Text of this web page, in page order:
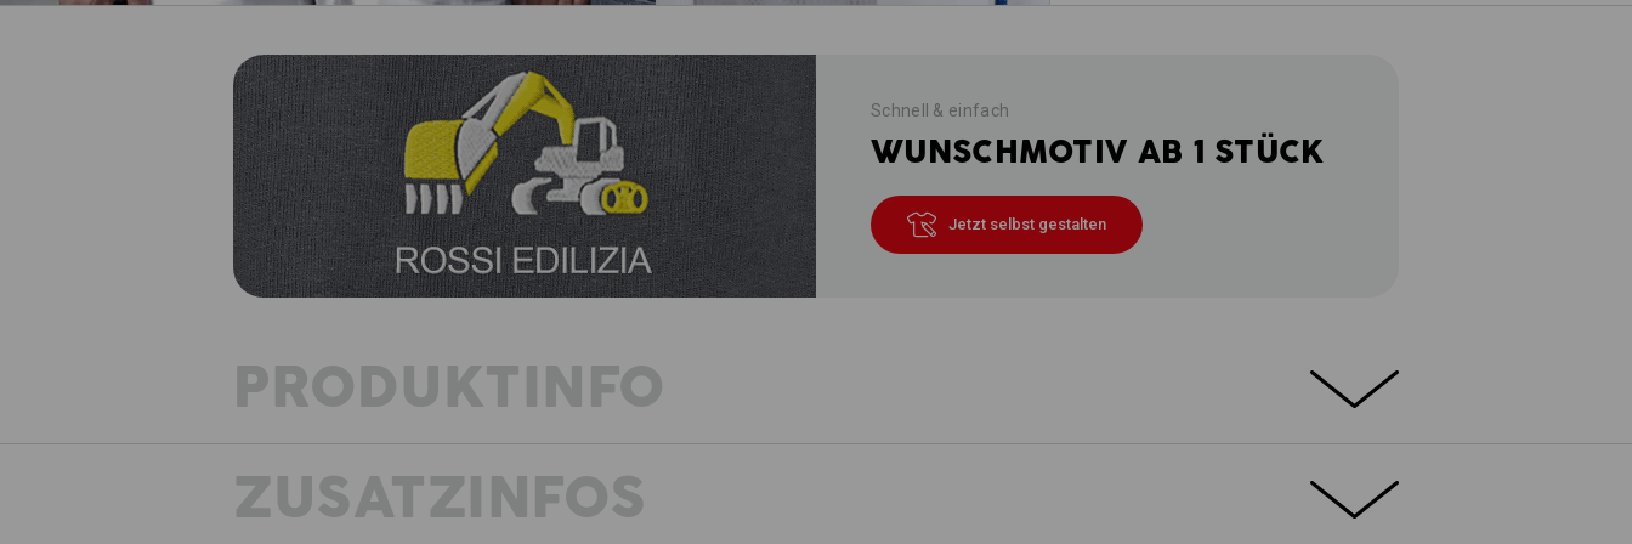
Schnell & einfach
WUNSCHMOTIV AB 1 STÜCK
Jetzt selbst gestalten
PRODUKTINFO
Frostige Temperaturen, Niederschlag – kein Wetter für eine Softshelljacke? Wir
ZUSATZINFOS